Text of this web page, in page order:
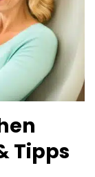
Tipps